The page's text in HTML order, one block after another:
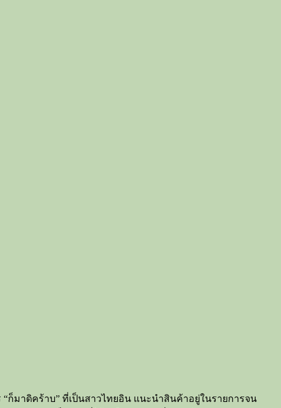
ก็มาดิคร้าบ” ที่เป็นสาวไทยอิน แนะนำสินค้าอยู่ในรายการจน